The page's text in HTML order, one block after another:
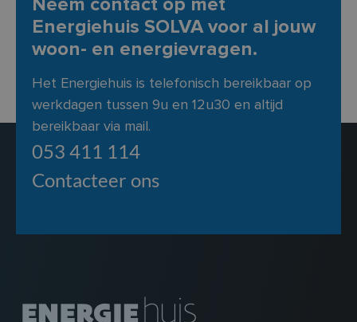
Energiehuis SOLVA voor al jouw
woon- en energievragen.
Het Energiehuis is telefonisch bereikbaar op
werkdagen tussen 9u en 12u30 en altijd
bereikbaar via mail.
053 411 114
Contacteer ons